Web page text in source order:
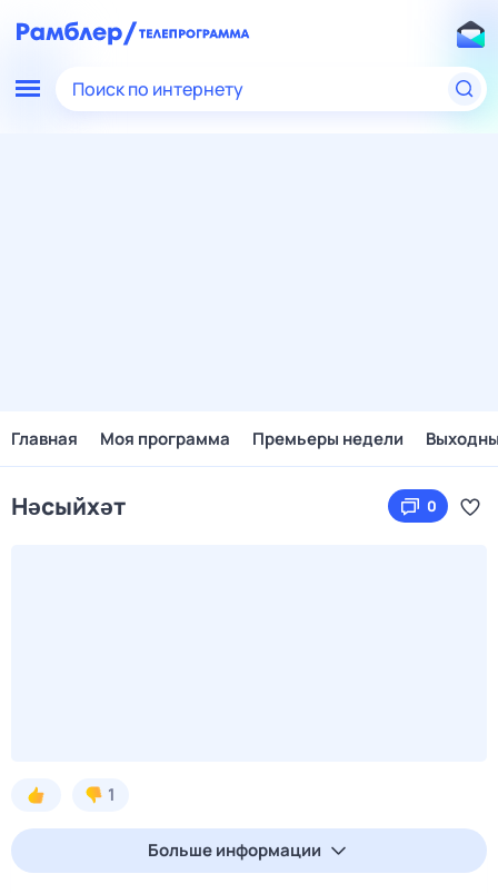
Поиск по интернету
Главная Моя программа Премьеры недели
Нәсыйхәт 0
1
Больше информации